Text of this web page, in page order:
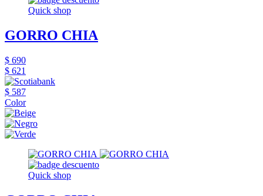
Quick shop
GORRO CHIA
$ 690
$ 621
$ 587
Color
Quick shop